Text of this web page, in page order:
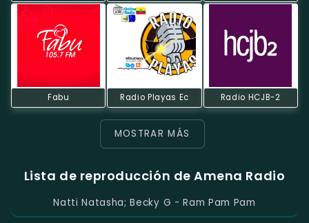
Fabu Radio Playas Ec Radio HCJB-2
MOSTRAR MÁS
Lista de reproducción de Amena Radio
Natti Natasha; Becky G - Ram Pam Pam